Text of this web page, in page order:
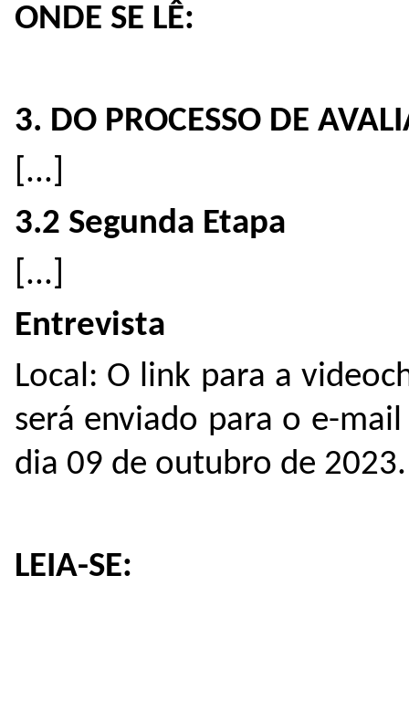
ONDE SE LÊ:
3. DO PROCESSO DE
[...]
3.2 Segunda Etapa
[...]
Entrevista
Local: O link para a
será enviado para o e-
dia 09 de outubro de 2023.
LEIA-SE: